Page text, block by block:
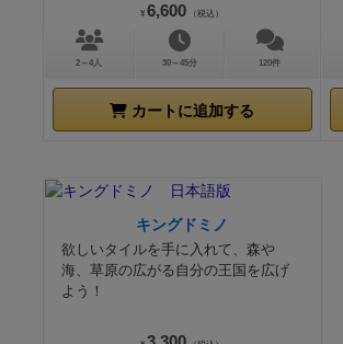
¥ 6,600 （税込）
2～4人 30～45分 120件
カートに追加する
キングドミノ
欲しいタイルを手に入れて、森や
海、草原の広がる自分の王国を広げ
よう！